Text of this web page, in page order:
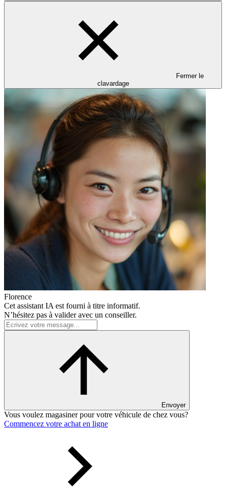
Fermer le
clavardage
Florence
Cet assistant IA est fourni à titre informatif.
N’hésitez pas à valider avec un conseiller.
Envoyer
Vous voulez magasiner pour votre véhicule de chez vous?
Commencez votre achat en ligne